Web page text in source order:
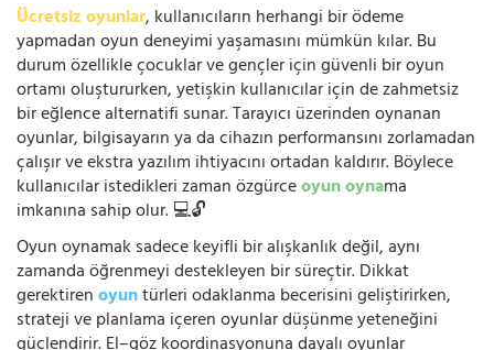
Ücretsiz oyunlar, kullanıcıların herhangi bir ödeme
yapmadan oyun deneyimi yaşamasını mümkün kılar. Bu
durum özellikle çocuklar ve gençler için güvenli bir oyun
ortamı oluştururken, yetişkin kullanıcılar için de zahmetsiz
bir eğlence alternatifi sunar. Tarayıcı üzerinden oynanan
oyunlar, bilgisayarın ya da cihazın performansını zorlamadan
çalışır ve ekstra yazılım ihtiyacını ortadan kaldırır. Böylece
kullanıcılar istedikleri zaman özgürceoyun oynama
imkanına sahip olur. 💻🔓
Oyun oynamak sadece keyifli bir alışkanlık değil, aynı
zamanda öğrenmeyi destekleyen bir süreçtir. Dikkat
gerektirenoyuntürleri odaklanma becerisini geliştirirken,
strateji ve planlama içeren oyunlar düşünme yeteneğini